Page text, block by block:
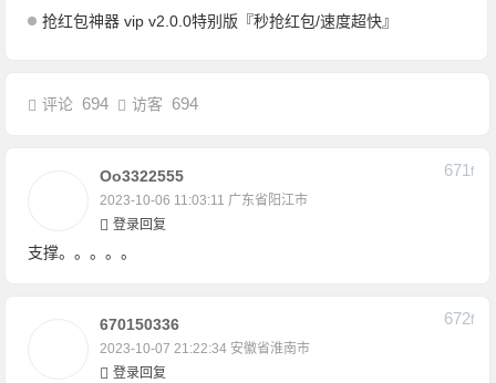
抢红包神器 vip v2.0.0特别版『秒抢红包/速度超快』
评论 694 访客 694
Oo3322555
2023-10-06 11:03:11 广东省阳江市
671F
登录回复
支撑。。。。。
670150336
2023-10-07 21:22:34 安徽省淮南市
672F
登录回复